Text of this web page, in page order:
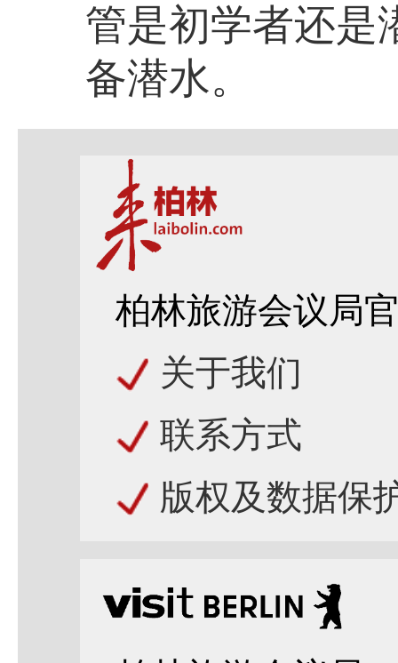
管是初学者还是
备潜水。
柏林旅游会议局
关于我们
联系方式
版权及数据保